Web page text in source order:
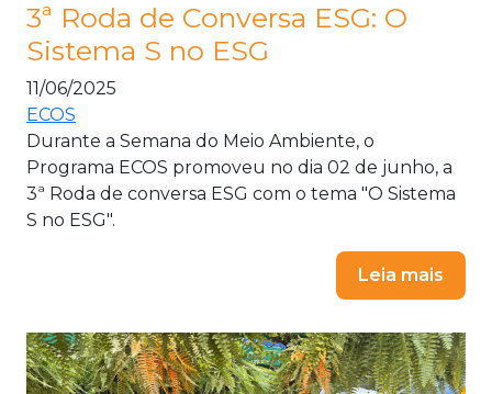
3ª Roda de Conversa ESG: O
Sistema S no ESG
11/06/2025
ECOS
Durante a Semana do Meio Ambiente, o
Programa ECOS promoveu no dia 02 de junho, a
3ª Roda de conversa ESG com o tema "O Sistema
S no ESG".
Leia mais